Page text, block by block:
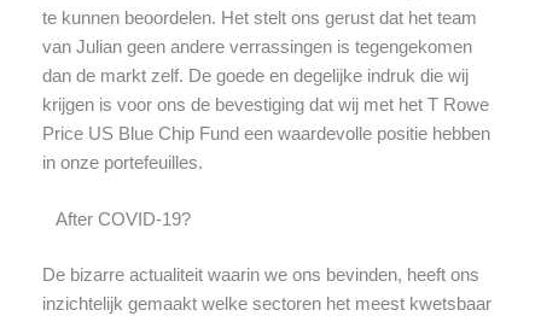
te kunnen beoordelen. Het stelt ons gerust dat het team
van Julian geen andere verrassingen is tegengekomen
dan de markt zelf. De goede en degelijke indruk die wij
krijgen is voor ons de bevestiging dat wij met het T Rowe
Price US Blue Chip Fund een waardevolle positie hebben
in onze portefeuilles.
After COVID-19?
De bizarre actualiteit waarin we ons bevinden, heeft ons
inzichtelijk gemaakt welke sectoren het meest kwetsbaar